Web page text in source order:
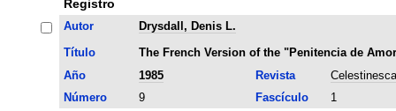
Registro
Autor
Drysdall, Denis L.
Título
The French Version of the "Penitencia de
Año
1985 Revista
Celestinesca
Número
9 Fascículo
1